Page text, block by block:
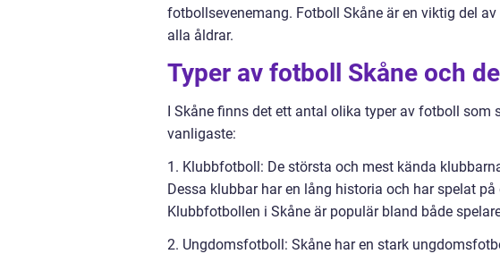
fotbollsevenemang. Fotboll Skåne är en viktig del
alla åldrar.
Typer av fotboll Skåne och
I Skåne finns det ett antal olika typer av fotboll som
vanligaste:
1. Klubbfotboll: De största och mest kända
Dessa klubbar har en lång historia och har spelat
Klubbfotbollen i Skåne är populär bland både
2. Ungdomsfotboll: Skåne har en stark